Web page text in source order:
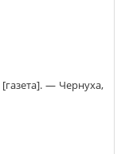
[газета]. —Чернуха,